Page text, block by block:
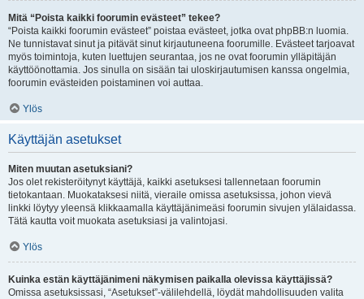
Mitä “Poista kaikki foorumin evästeet” tekee?
“Poista kaikki foorumin evästeet” poistaa evästeet, jotka ovat phpBB:n luomia.
Ne tunnistavat sinut ja pitävät sinut kirjautuneena foorumille. Evästeet tarjoavat
myös toimintoja, kuten luettujen seurantaa, jos ne ovat foorumin ylläpitäjän
käyttöönottamia. Jos sinulla on sisään tai uloskirjautumisen kanssa ongelmia,
foorumin evästeiden poistaminen voi auttaa.
Ylös
Käyttäjän asetukset
Miten muutan asetuksiani?
Jos olet rekisteröitynyt käyttäjä, kaikki asetuksesi tallennetaan foorumin
tietokantaan. Muokataksesi niitä, vieraile omissa asetuksissa, johon vievä
linkki löytyy yleensä klikkaamalla käyttäjänimeäsi foorumin sivujen ylälaidassa.
Tätä kautta voit muokata asetuksiasi ja valintojasi.
Ylös
Kuinka estän käyttäjänimeni näkymisen paikalla olevissa käyttäjissä?
Omissa asetuksissasi, “Asetukset”-välilehdellä, löydät mahdollisuuden valita